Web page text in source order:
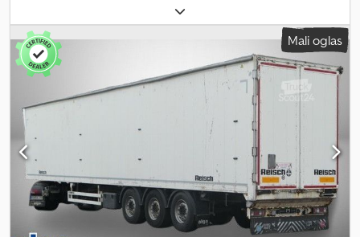
, konfiguracija osovina:3 osovine
385/55 r22.5, Transportno rešenje po meri Konfigurišite vaše
Fliegl vozilo prema vašim zahtevima. Prikazano vozilo je primer.
Proizvodnja i oprema su prilagođeni pojedinačnim željama kupca.
Šasija Varena konstrukcija od plemenitog čelika u lakoj izvedbi, do
potpornih nogu, sedlasta ploča sa zamenjivim 2-krunskim zupcem.
Priprema za prstene za vezivanje bočno u podu (maks. 13 pari) 24t
dvostepena podupiračka dizalica, upravljanje sa jedne strane, sa
ravnim donjim delom, bez kompenzacije pomeranja Izvlačiva
merdevina na zadnjem delu Držači vrata bočno 2 podmetača za
točkove + držači Bočna zaštita od naleta od aluminijuma Stražnja
podvozna zaštita od čelika sa širokim Fliegl blatobranima + sklopivi
blatobran za svetlosnu jedinicu Četvrtasti blatobrani Djdpfx Afsi
Riwxj Reck Zaštita od udara pozadi Aluminijumske merdevine cca
Mali oglas